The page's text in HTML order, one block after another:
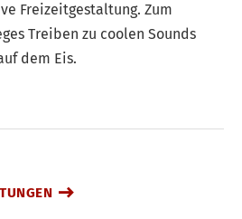
Freizeitgestaltung. Zum
Treiben zu coolen Sounds
dem Eis.